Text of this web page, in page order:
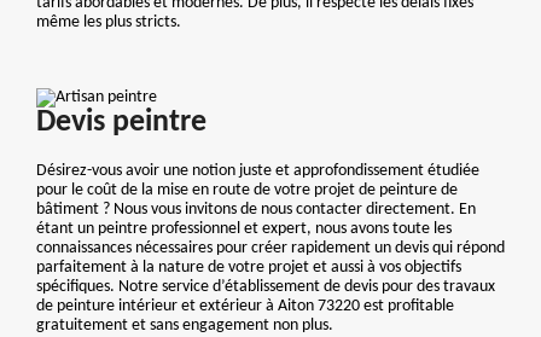
même les plus stricts.
Devis peintre
Désirez-vous avoir une notion juste et approfondissement étudiée
pour le coût de la mise en route de votre projet de peinture de
bâtiment ? Nous vous invitons de nous contacter directement. En
étant un peintre professionnel et expert, nous avons toute les
connaissances nécessaires pour créer rapidement un devis qui répond
parfaitement à la nature de votre projet et aussi à vos objectifs
spécifiques. Notre service d’établissement de devis pour des travaux
de peinture intérieur et extérieur à Aiton 73220 est profitable
gratuitement et sans engagement non plus.